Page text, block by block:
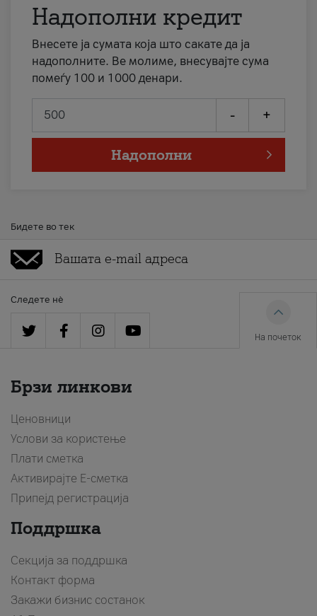
Надополни кредит
Внесете ја сумата која што сакате да ја
надополните. Ве молиме, внесувајте сума
помеѓу 100 и 1000 денари.
- +
Надополни
Бидете во тек
Следете нè
На почеток
Брзи линкови
Ценовници
Услови за користење
Плати сметка
Активирајте Е-сметка
Припејд регистрација
Поддршка
Секција за поддршка
Контакт форма
Закажи бизнис состанок